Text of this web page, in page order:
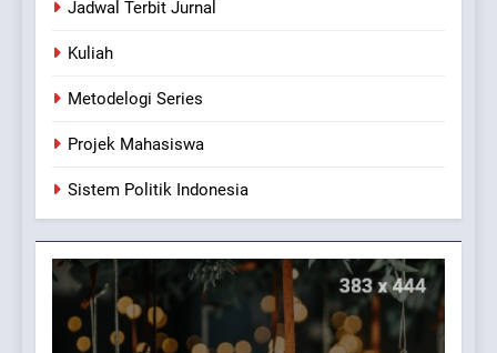
Jadwal Terbit Jurnal
Kuliah
Metodelogi Series
Projek Mahasiswa
Sistem Politik Indonesia